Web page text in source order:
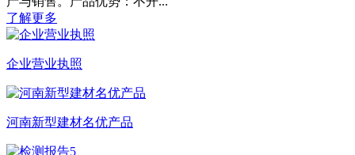
了解更多
企业营业执照
河南新型建材名优产品